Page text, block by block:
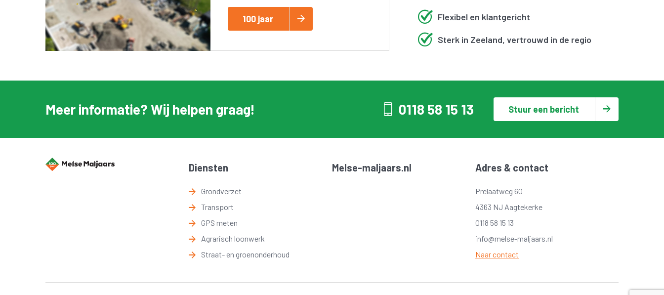
100 jaar Flexibel en klantgericht
Sterk in Zeeland, vertrouwd in de regio
Meer informatie? Wij helpen graag! 0118 58 15 13 Stuur een bericht
Diensten
Grondverzet
Transport
GPS meten
Agrarisch loonwerk
Straat- en groenonderhoud
Melse-maljaars.nl Adres & contact
Prelaatweg 60
4363 NJ Aagtekerke
0118 58 15 13
info@melse-maljaars.nl
Naar contact